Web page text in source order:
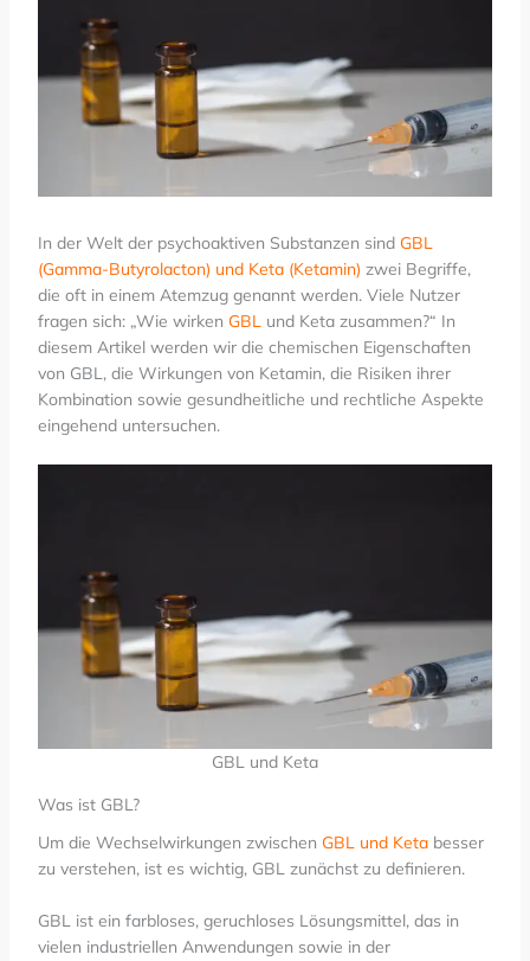
In der Welt der psychoaktiven Substanzen sind GBL
(Gamma-Butyrolacton) und Keta (Ketamin) zwei Begriffe,
die oft in einem Atemzug genannt werden. Viele Nutzer
fragen sich: „Wie wirken GBL und Keta zusammen?“ In
diesem Artikel werden wir die chemischen Eigenschaften
von GBL, die Wirkungen von Ketamin, die Risiken ihrer
Kombination sowie gesundheitliche und rechtliche Aspekte
eingehend untersuchen.
GBL und Keta
Was ist GBL?
Um die Wechselwirkungen zwischen GBL und Keta besser
zu verstehen, ist es wichtig, GBL zunächst zu definieren.
GBL ist ein farbloses, geruchloses Lösungsmittel, das in
vielen industriellen Anwendungen sowie in der